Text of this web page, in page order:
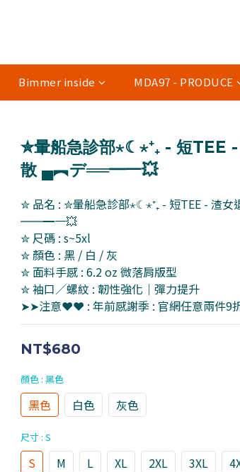
Bimmer inside MDA97 - PRODUCE
✮暈船急診部⋆☾⋆⁺₊ - 短TEE
散 ▄︻デ══━一💥
✮ 品名 : ✮暈船急診部⋆☾⋆⁺₊ - 短TEE - 渣
══━一💥
✮ 尺碼 : s~5xl
✮ 顏色 : 黑 / 白 / 灰
✮ 面料手感 : 6.2 oz 微落肩版型
✮ 袖口／螺紋 : 韌性強化｜彈力提升
➤➤注意❤❤ : 年前感謝季 : 官網任意兩件9
NT$680
顏色 : 黑色
黑色 白色 灰色
尺寸 : S
S M L XL 2XL 3XL